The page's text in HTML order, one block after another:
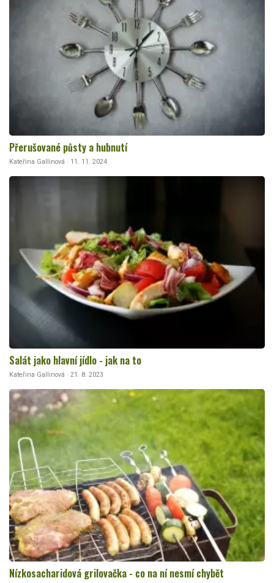
Přerušované půsty a hubnutí
Kateřina Gallinová · 11. 11. 2024
Salát jako hlavní jídlo - jak na to
Kateřina Gallinová · 21. 8. 2023
Nízkosacharidová grilovačka - co na ní nesmí chybět